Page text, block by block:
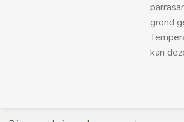
grond
kan